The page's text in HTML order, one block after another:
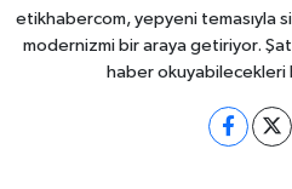
etikhabercom, yepyeni temasıyla
modernizmi bir araya getiriyor.
haber okuyabilecekleri